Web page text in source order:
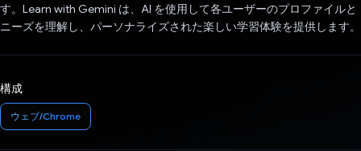
す。Learn with Gemini は、AI を使用して各ユーザーのプロファイルと
ニーズを理解し、パーソナライズされた楽しい学習体験を提供します。
構成
ウェブ/Chrome